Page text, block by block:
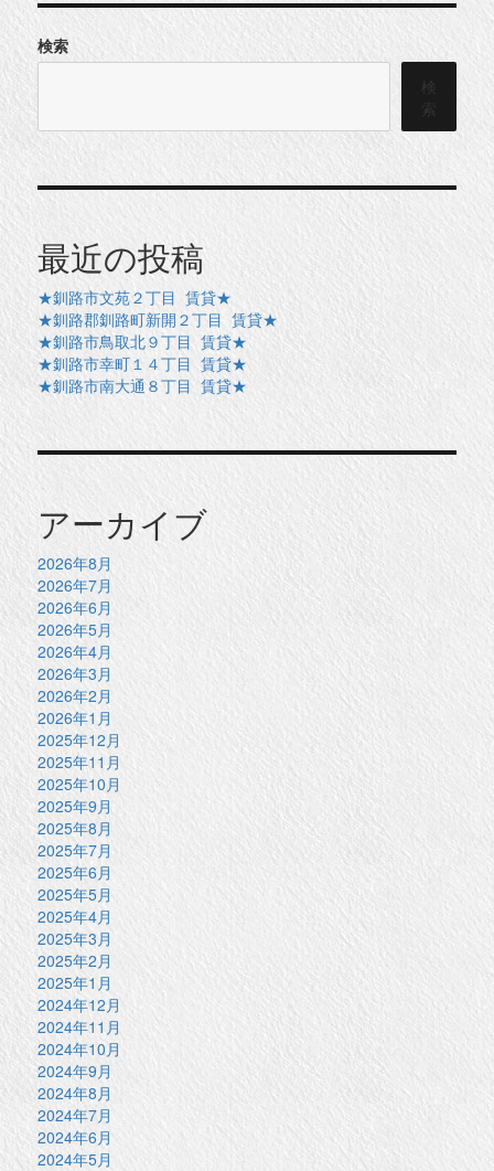
検索
検
索
最近の投稿
★釧路市文苑２丁目 賃貸★
★釧路郡釧路町新開２丁目 賃貸★
★釧路市鳥取北９丁目 賃貸★
★釧路市幸町１４丁目 賃貸★
★釧路市南大通８丁目 賃貸★
アーカイブ
2026年8月
2026年7月
2026年6月
2026年5月
2026年4月
2026年3月
2026年2月
2026年1月
2025年12月
2025年11月
2025年10月
2025年9月
2025年8月
2025年7月
2025年6月
2025年5月
2025年4月
2025年3月
2025年2月
2025年1月
2024年12月
2024年11月
2024年10月
2024年9月
2024年8月
2024年7月
2024年6月
2024年5月